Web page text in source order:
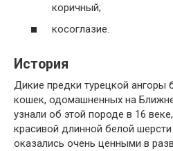
коричный;
косоглазие.
История
Дикие предки турецкой ангоры
кошек, одомашненных на
узнали об этой породе в 16
красивой длинной белой
оказались очень ценными в